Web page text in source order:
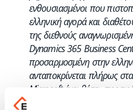
ενθουσιασμένοι που
ελληνική αγορά και
της διεθνούς
Dynamics 365 Business
προσαρμοσμένη στην
ανταποκρίνεται πλήρως
Microsoft έχει θέσει,
και ασφάλεια. Τη λύση μας